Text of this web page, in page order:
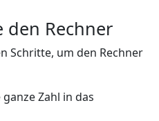
den Rechner
Schritte, um den Rechner
Zahl in das